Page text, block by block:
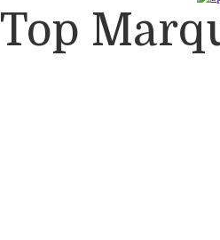
Top